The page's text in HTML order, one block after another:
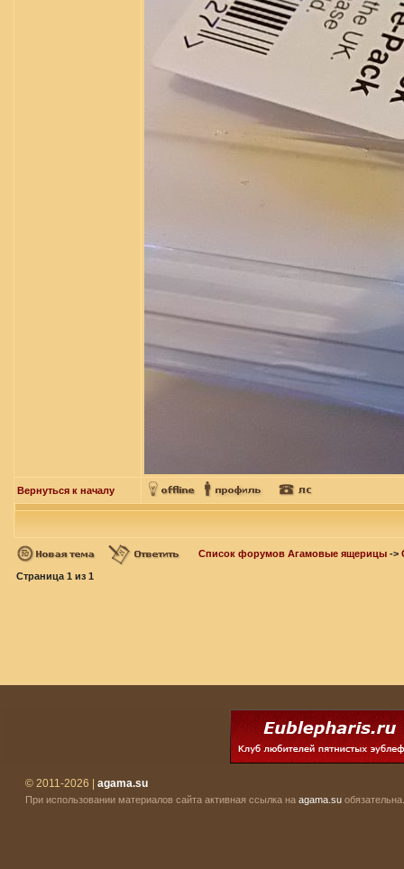
Вернуться к началу
Список форумов Агамовые ящерицы ->
Страница 1 из 1
© 2011-2026 | agama.su
При использовании материалов сайта активная ссылка на agama.su обязательна.